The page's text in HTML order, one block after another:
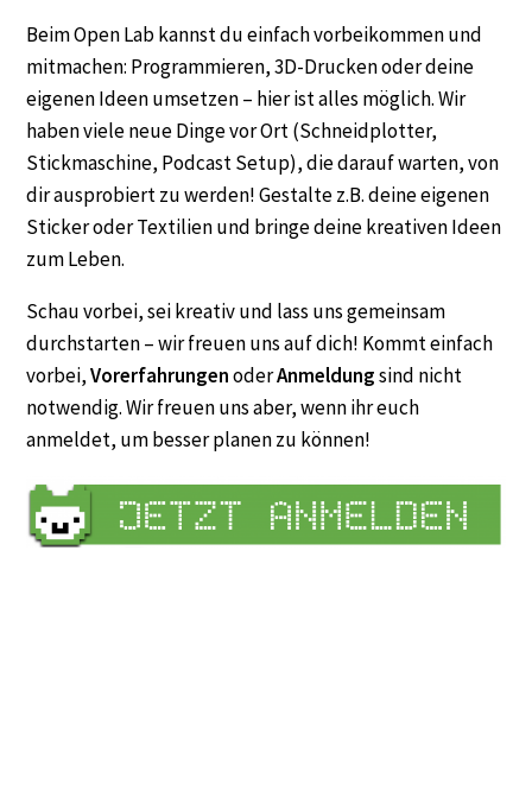
Beim Open Lab kannst du einfach vorbeikommen und
mitmachen: Programmieren, 3D-Drucken oder deine
eigenen Ideen umsetzen – hier ist alles möglich. Wir
haben viele neue Dinge vor Ort (Schneidplotter,
Stickmaschine, Podcast Setup), die darauf warten, von
dir ausprobiert zu werden! Gestalte z.B. deine eigenen
Sticker oder Textilien und bringe deine kreativen Ideen
zum Leben.
Schau vorbei, sei kreativ und lass uns gemeinsam
durchstarten – wir freuen uns auf dich! Kommt einfach
vorbei,VorerfahrungenoderAnmeldungsind nicht
notwendig. Wir freuen uns aber, wenn ihr euch
anmeldet, um besser planen zu können!